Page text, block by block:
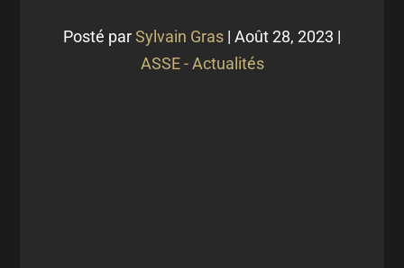
Posté parSylvain Gras | Août 28, 2023 |
ASSE - Actualités